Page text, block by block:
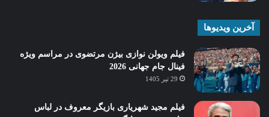
آخرین ویدیوها
فیلم ویولن نوازی بیژن مرتضوی در مراسم ویژه
فینال جام جهانی 2026
29 تیر 1405
فیلم مجید شهریاری بازیگر معروف در لباس